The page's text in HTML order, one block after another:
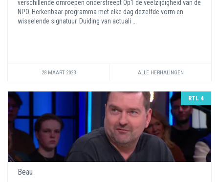
verschillende omroepen onderstreept Op1 de veelzijdigheid van de
NPO. Herkenbaar programma met elke dag dezelfde vorm en
wisselende signatuur. Duiding van actuali ...
28 MAART 2023 ALLE HERHALINGEN
RTL 4
Beau